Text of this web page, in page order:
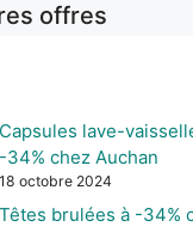
offres
Capsules lave-
-34% chez Auchan
18 octobre 2024
Têtes brulées à -34%